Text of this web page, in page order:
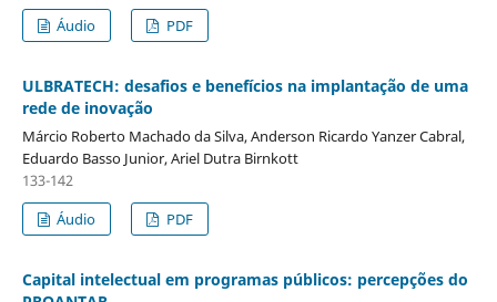
Áudio
PDF
ULBRATECH: desafios e benefícios na implantação de uma
rede de inovação
Márcio Roberto Machado da Silva, Anderson Ricardo Yanzer Cabral,
Eduardo Basso Junior, Ariel Dutra Birnkott
133-142
Áudio
PDF
Capital intelectual em programas públicos: percepções do